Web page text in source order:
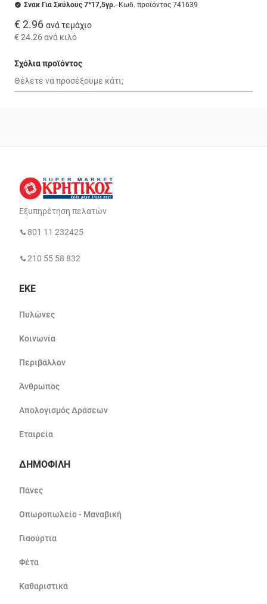
Σνακ Για Σκύλους 7*17,5γρ.- Κωδ. προϊόντος 741639
€ 2.96 ανά τεμάχιο
€ 24.26 ανά κιλό
Σχόλια προϊόντος
Εξυπηρέτηση πελατών
801 11 232425
210 55 58 832
ΕΚΕ
Πυλώνες
Κοινωνία
Περιβάλλον
Άνθρωπος
Απολογισμός Δράσεων
Εταιρεία
ΔΗΜΟΦΙΛΗ
Πάνες
Οπωροπωλείο - Μαναβική
Γιαούρτια
Φέτα
Καθαριστικά